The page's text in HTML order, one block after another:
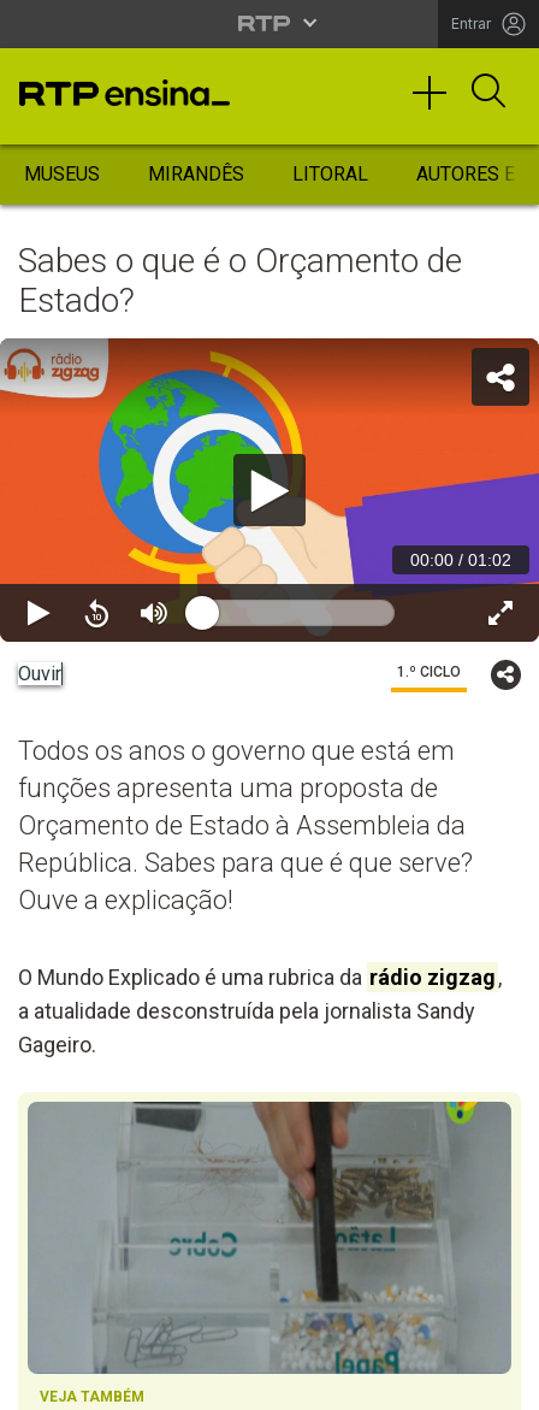
Entrar
MUSEUS MIRANDÊS LITORAL AUTORES
Sabes o que é o Orçamento de
Estado?
00:00 / 01:02
Ouvir 1.º CICLO
Todos os anos o governo que está em
funções apresenta uma proposta de
Orçamento de Estado à Assembleia da
República. Sabes para que é que serve?
Ouve a explicação!
O Mundo Explicado é uma rubrica da rádio zigzag,
a atualidade desconstruída pela jornalista Sandy
Gageiro.
VEJA TAMBÉM